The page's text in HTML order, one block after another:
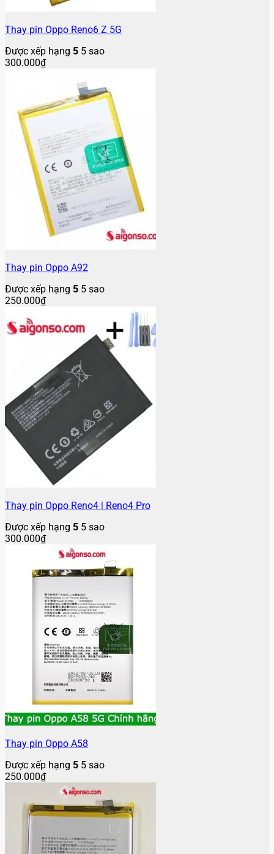
Thay pin Oppo Reno6 Z 5G
Được xếp hạng 5 5 sao
300.000₫
Thay pin Oppo A92
Được xếp hạng 5 5 sao
250.000₫
Thay pin Oppo Reno4 | Reno4 Pro
Được xếp hạng 5 5 sao
300.000₫
Thay pin Oppo A58
Được xếp hạng 5 5 sao
250.000₫